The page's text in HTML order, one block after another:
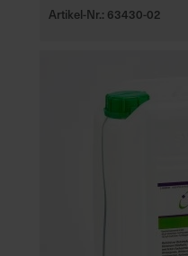
Artikel-Nr.: 63430-02